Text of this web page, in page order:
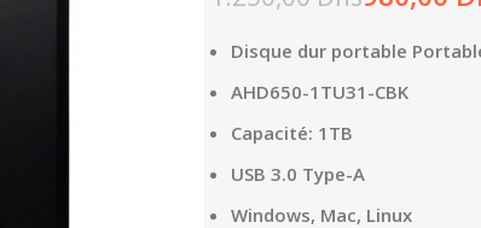
Disque dur portable
AHD650-1TU31-CBK
Capacité: 1TB
USB 3.0 Type-A
Windows, Mac, Linux